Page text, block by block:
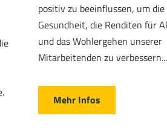
positiv zu beeinflussen, um die
Gesundheit, die Renditen für
und das Wohlergehen unserer
Mitarbeitenden zu
Mehr Infos